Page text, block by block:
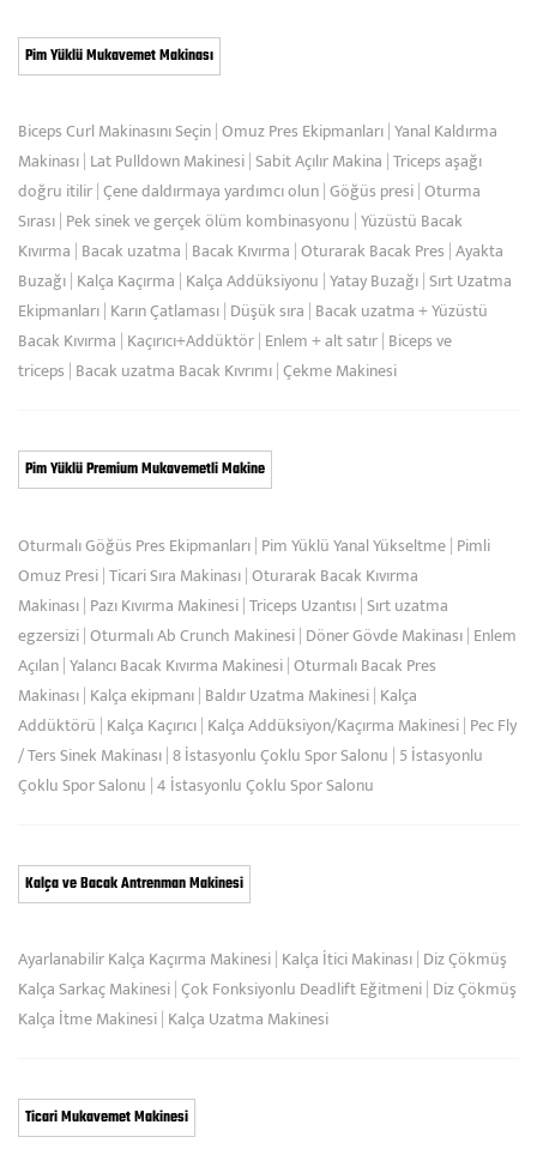
Pim Yüklü Mukavemet Makinası
Biceps Curl Makinasını Seçin|Omuz Pres Ekipmanları|Yanal Kaldırma
Makinası| Lat Pulldown Makinesi|Sabit Açılır Makina |Triceps aşağı
doğru itilir|Çene daldırmaya yardımcı olun|Göğüs presi|Oturma
Sırası| Pek sinek ve gerçek ölüm kombinasyonu |Yüzüstü Bacak
Kıvırma | Bacak uzatma | Bacak Kıvırma |Oturarak Bacak Pres |Ayakta
Buzağı| Kalça Kaçırma | Kalça Addüksiyonu |Yatay Buzağı|Sırt Uzatma
Ekipmanları| Karın Çatlaması| Düşük sıra | Bacak uzatma + Yüzüstü
Bacak Kıvırma | Kaçırıcı+Addüktör| Enlem + alt satır| Biceps ve
triceps | Bacak uzatma Bacak Kıvrımı|Çekme Makinesi
Pim Yüklü Premium Mukavemetli Makine
Oturmalı Göğüs Pres Ekipmanları| Pim Yüklü Yanal Yükseltme| Pimli
Omuz Presi|Ticari Sıra Makinası|Oturarak Bacak Kıvırma
Makinası| Pazı Kıvırma Makinesi|Triceps Uzantısı|Sırt uzatma
egzersizi|Oturmalı Ab Crunch Makinesi| Döner Gövde Makinası| Enlem
Açılan|Yalancı Bacak Kıvırma Makinesi|Oturmalı Bacak Pres
Makinası| Kalça ekipmanı| Baldır Uzatma Makinesi| Kalça
Addüktörü | Kalça Kaçırıcı| Kalça Addüksiyon/Kaçırma Makinesi| Pec Fly
/ Ters Sinek Makinası|8 İstasyonlu Çoklu Spor Salonu | 5 İstasyonlu
Çoklu Spor Salonu |4 İstasyonlu Çoklu Spor Salonu
Kalça ve Bacak Antrenman Makinesi
Ayarlanabilir Kalça Kaçırma Makinesi| Kalça İtici Makinası| Diz Çökmüş
Kalça Sarkaç Makinesi|Çok Fonksiyonlu Deadlift Eğitmeni| Diz Çökmüş
Kalça İtme Makinesi| Kalça Uzatma Makinesi
Ticari Mukavemet Makinesi